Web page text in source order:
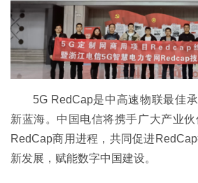
5G RedCap是中高速物联最佳
新蓝海。中国电信将携手广大产业
RedCap商用进程，共同促进
新发展，赋能数字中国建设。